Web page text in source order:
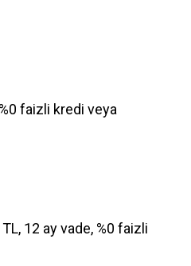
faizli kredi veya
12 ay vade, %0 faizli